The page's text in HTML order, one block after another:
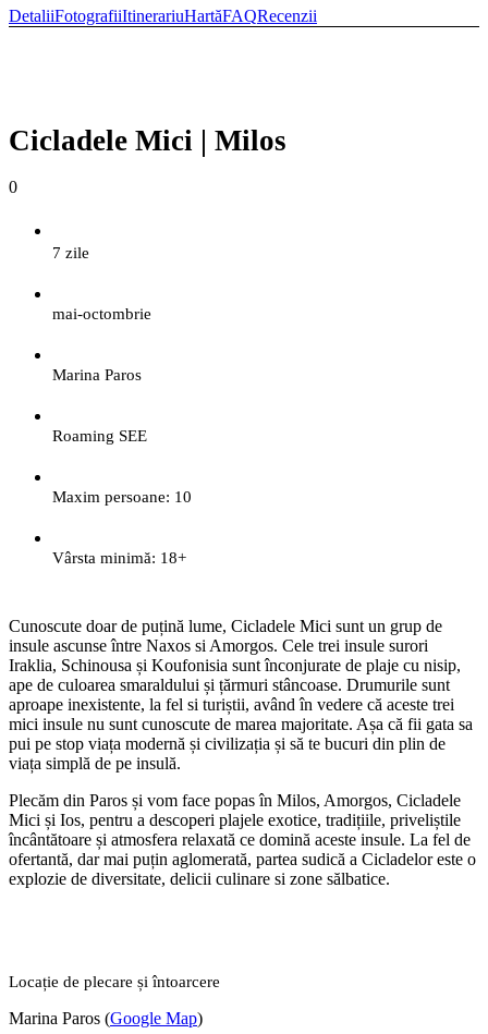
DetaliiFotografiiItinerariuHartăFAQRecenzii
Cicladele Mici | Milos
0
7 zile
mai-octombrie
Marina Paros
Roaming SEE
Maxim persoane: 10
Vârsta minimă: 18+
Cunoscute doar de puțină lume, Cicladele Mici sunt un grup de
insule ascunse între Naxos si Amorgos. Cele trei insule surori
Iraklia, Schinousa și Koufonisia sunt înconjurate de plaje cu nisip,
ape de culoarea smaraldului și țărmuri stâncoase. Drumurile sunt
aproape inexistente, la fel si turiștii, având în vedere că aceste trei
mici insule nu sunt cunoscute de marea majoritate. Așa că fii gata sa
pui pe stop viața modernă și civilizația și să te bucuri din plin de
viața simplă de pe insulă.
Plecăm din Paros și vom face popas în Milos, Amorgos, Cicladele
Mici și Ios, pentru a descoperi plajele exotice, tradițiile, priveliștile
încântătoare și atmosfera relaxată ce domină aceste insule. La fel de
ofertantă, dar mai puțin aglomerată, partea sudică a Cicladelor este o
explozie de diversitate, delicii culinare si zone sălbatice.
Locație de plecare și întoarcere
Marina Paros (Google Map)